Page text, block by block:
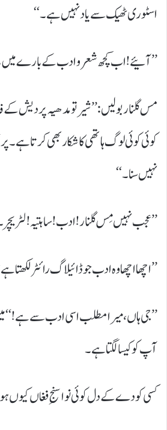
اسٹوری ٹھیک سے یاد نہیں ہے۔‘‘
’’آئیے! اب کچھ شعر و ادب کے بارے
مس گلنار بولیں: ’’شیر تو مدھیہ پردیش
کوئی کوئی لوگ ہاتھی کا شکار بھی کرتا ہے۔
نہیں سنا۔‘‘
’’عجب نہیں مِس گلنار! ادب! ساہتیہ!
’’اچھا اچھا وہ ادب جو ڈائیلاگ رائٹر لکھتا
’’جی ہاں، میرا مطلب اسی ادب سے ہے!‘‘
آپ کو کیسا لگتا ہے۔
کسی کو دے کے دل کوئی نوا سنجِ فغاں کیوں ہو